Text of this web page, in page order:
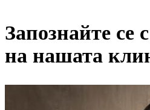
Запознайте се
на нашата